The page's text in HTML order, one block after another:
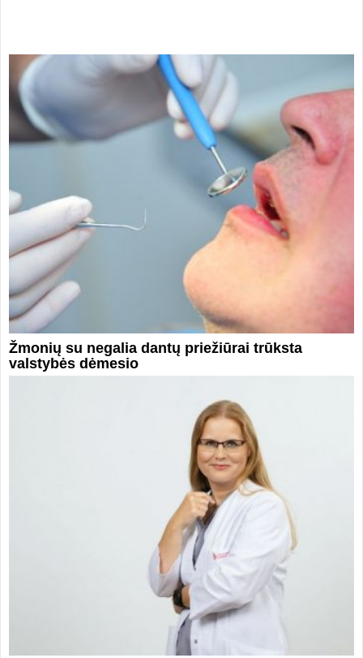
Žmonių su negalia dantų priežiūrai trūksta
valstybės dėmesio